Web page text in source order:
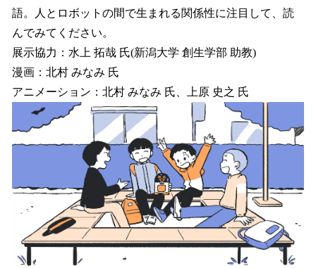
語。人とロボットの間で生まれる関係性に注目して、読
んでみてください。
展示協力：水上 拓哉 氏(新潟大学 創生学部 助教)
漫画：北村 みなみ 氏
アニメーション：北村 みなみ 氏、上原 史之 氏